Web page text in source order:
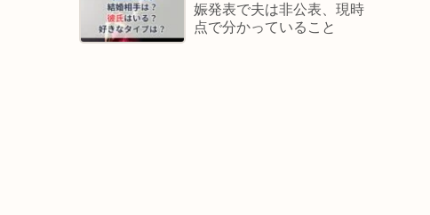
娠発表で夫は非公表、現時
点で分かっていること